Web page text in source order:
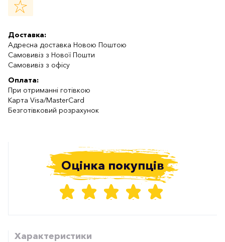
Доставка:
Адресна доставка Новою Поштою
Самовивіз з Нової Пошти
Самовивіз з офісу
Оплата:
При отриманні готівкою
Карта Visa/MasterCard
Безготівковий розрахунок
Оцінка покупців
Характеристики